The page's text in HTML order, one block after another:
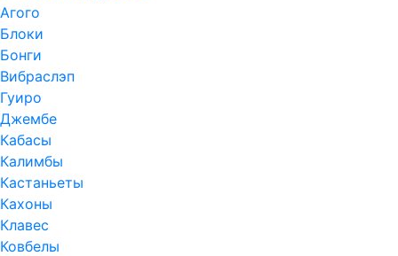
Агого
Блоки
Бонги
Вибраслэп
Гуиро
Джембе
Кабасы
Калимбы
Кастаньеты
Кахоны
Клавес
Ковбелы